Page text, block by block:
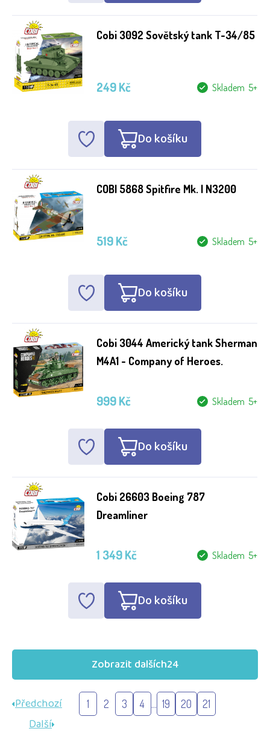
Cobi 3092 Sovětský tank T-34/85
Skladem 5+
249 Kč
Do košíku
COBI 5868 Spitfire Mk. I N3200
Skladem 5+
519 Kč
Do košíku
Cobi 3044 Americký tank Sherman
M4A1 - Company of Heroes.
Skladem 5+
999 Kč
Do košíku
Cobi 26603 Boeing 787
Dreamliner
Skladem 5+
1 349 Kč
Do košíku
Zobrazit dalších24
Předchozí 1 2 3 4 ... 19 20 21
Další